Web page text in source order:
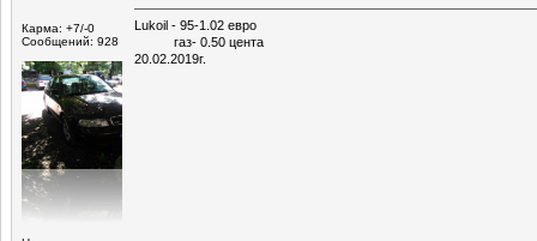
Карма: +7/-0
Сообщений: 928
Lukoil - 95-1.02 евро
газ- 0.50 цента
20.02.2019г.